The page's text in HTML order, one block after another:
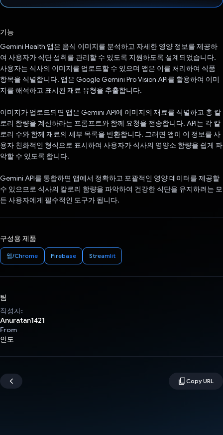
기능
Gemini Health 앱은 음식 이미지를 분석하고 자세한 영양 정보를 제공하
여 사용자가 식단 섭취를 관리할 수 있도록 지원하도록 설계되었습니다.
사용자는 식사의 이미지를 업로드할 수 있으며 앱은 이를 처리하여 식품
항목을 식별합니다. 앱은 Google Gemini Pro Vision API를 활용하여 이미
지를 해석하고 표시된 재료 유형을 추출합니다.
이미지가 업로드되면 앱은 Gemini API에 이미지의 재료를 식별하고 총 칼
로리 함량을 계산하라는 프롬프트와 함께 요청을 전송합니다. API는 각 칼
로리 수와 함께 재료의 세부 목록을 반환합니다. 그러면 앱이 이 정보를 사
용자 친화적인 형식으로 표시하여 사용자가 식사의 영양소 함량을 쉽게 파
악할 수 있도록 합니다.
Gemini API를 통합하면 앱에서 정확하고 포괄적인 영양 데이터를 제공할
수 있으므로 식사의 칼로리 함량을 파악하여 건강한 식단을 유지하려는 모
든 사용자에게 필수적인 도구가 됩니다.
구성용 제품
웹/Chrome Firebase Streamlit
팀
작성자:
Anuratan1421
From
인도